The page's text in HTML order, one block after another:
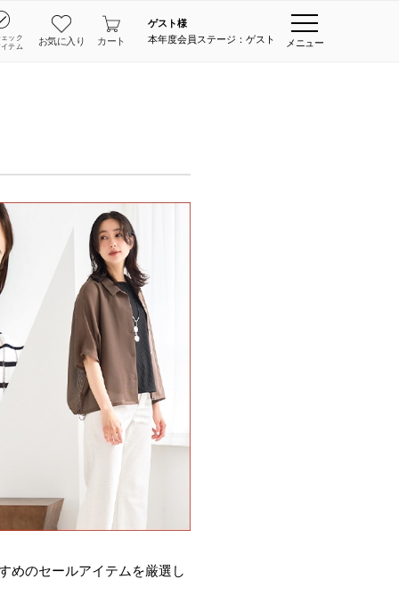
ック
テム
お気に入り カート
ゲスト様
本年度会員ステージ：ゲスト
メニュー
めのセールアイテムを厳選し